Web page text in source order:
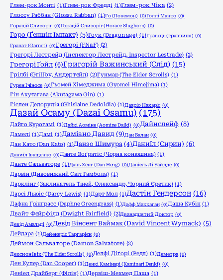
Глем-рок Монті (1)Глем-рок Фредді (1)Глем-рок Чіка (2)
Глоссу Раббан (Glossu Rabban) (1)Го (Покемон) (0)Голлі Манро (0)
Горацій Слизоріг (0)Горацій Слизоріг (Horace Slughorn) (0)
Горо (Ґеншін Імпакт) (5)Гоук (Dragon age) (1)Гравець (гравчиня) (0)
Гранат (Garnet) (0)Грегорі (FNaF) (2)
Грегорі Лестрейд (Інспектор Лестрейд, Inspector Lestrade) (2)
Грегорі Ґойл (6)Григорій Важинський (Слід) (15)
Грілбі (Grillby, Андертейл) (2)Гунмар (The Elder Scrolls) (1)
Гурен Ічіносе (0)Гьомей Хімеджима (Gyomei Himejima) (1)
Гін Акутаґава (Akutagawa Gin) (1)
Гіслен Дедорудія (Ghislaine Dedoldia) (1)Дааріо Нахаріс (0)
Дазай Осаму (Dazai Osamu) (175)
Дайго Курогамі (1)Дайкі Аоміне (Aomine Daiki) (0)Дайнслейф (8)
Дамелі (1)Дамі (1)Даміано Давид (9)Дан Балан (0)
Дан Като (Dan Katо) (1)Данзо Шимура (4)Даниїл (Сирин) (6)
Даниїл Іващенко (0)Данте Зоґратіс (Чорна конюшина) (1)
Данте Сальваторе (1)Дань Хенг (Dan Heng) (0)Даніель Лі Уайлдс (0)
Дарвін (Дивовижний Світ Гамбола) (1)
Дарклінг (Заклинатель Тіней, Олександр, Чорний Єретик) (1)
Дарсі Льюіс (Darcy Lewis) (1)Дарт Мол (1)Дастін Гендерсон (16)
Дафна Ґрінґрасс (Daphne Greengrass) (1)Дафф Маккаган (0)Даша Кубік (1)
Двайт Фейрфілд (Dwight Fairfield) (2)Дванадцятий Доктор (0)
Девід Амальді (0)Девід Вінсент Ваймак (David Vincent Wymack) (5)
Дейдара (1)Дейенеріс Таргарієн (0)
Деймон Сальваторе (Damon Salvatore) (2)
Дексион Івік (The Elder Scrolls) (0)Делфі Діґорі (Редл) (1)Деметра (0)
Ден Купер (Dan Cooper) (1)Денкі Камінарі (Kaminari Denki) (0)
Деніел Драйберг (Філін) (1)Дервіш-Мехмед Паша (1)